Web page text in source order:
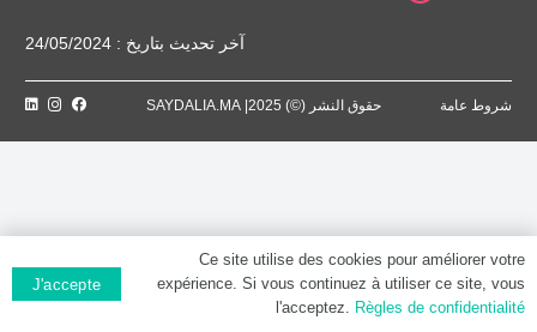
آخر تحديث بتاريخ : 24/05/2024
شروط عامة حقوق النشر (©) 2025| SAYDALIA.MA
Ce site utilise des cookies pour améliorer votre
expérience. Si vous continuez à utiliser ce site, vous
l'acceptez. Règles de confidentialité
J'accepte